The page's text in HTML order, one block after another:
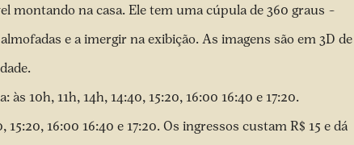
montando na casa. Ele tem uma cúpula de 360 graus –
e a imergir na exibição. As imagens são em 3D de
10h, 11h, 14h, 14:40, 15:20, 16:00 16:40 e 17:20.
16:00 16:40 e 17:20. Os ingressos custam R$ 15 e dá